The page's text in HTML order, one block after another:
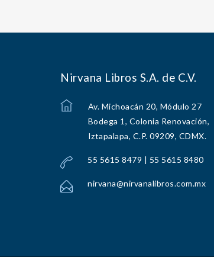
Nirvana Libros S.A. de C.V.
Av. Michoacán 20, Módulo 27
Bodega 1, Colonia Renovación,
Iztapalapa, C.P. 09209, CDMX.
55 5615 8479 | 55 5615 8480
nirvana@nirvanalibros.com.mx